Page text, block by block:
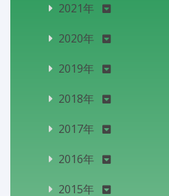
2021年
2020年
2019年
2018年
2017年
2016年
2015年